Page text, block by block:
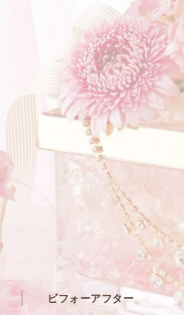
ビフォーアフター